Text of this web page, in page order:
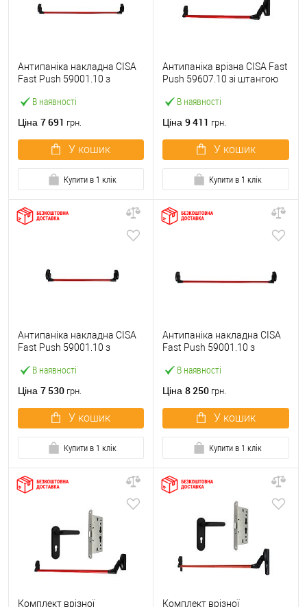
В наявності
Антипаніка накладна CISA
Fast Push 59001.10 з
мм червона
Ціна 7 691 грн.
У кошик
Купити в 1 клік
В наявності
Антипаніка врізна CISA Fast
Push 59607.10 зі штангою
Ціна 9 411 грн.
У кошик
Купити в 1 клік
В наявності
Антипаніка накладна CISA
Fast Push 59001.10 з
червона
Ціна 7 530 грн.
У кошик
Купити в 1 клік
В наявності
Антипаніка накладна CISA
Fast Push 59001.10 з
мм червона
Ціна 8 250 грн.
У кошик
Купити в 1 клік
Комплект врізної
Комплект врізної